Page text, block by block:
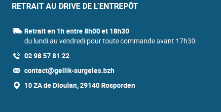
RETRAIT AU DRIVE DE L’ENTREPÔT
Retrait en 1h entre 8h00 et 18h30
du lundi au vendredi pour toute commande avant 17h30.
02 98 57 81 22
contact@gellik-surgeles.bzh
10 ZA de Dioulan, 29140 Rosporden